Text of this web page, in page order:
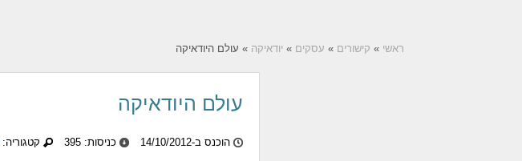
ראשי » קישורים » עסקים » יודאיקה » עולם היודאיקה
עולם היודאיקה
הוכנס ב-14/10/2012 כניסות: 395 קטגוריה: